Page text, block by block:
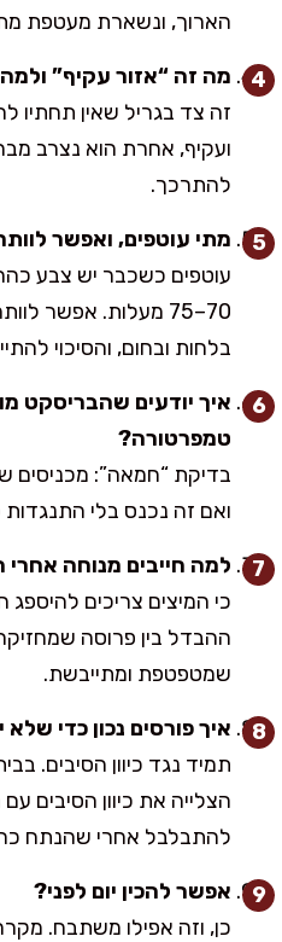
הארוך, ונשארת מעטפת
מה זה “אזור עקיף”
זה צד בגריל שאין תחתיו
ועקיף, אחרת הוא נצרב
להתרכך.
מתי עוטפים, ואפשר
עוטפים כשכבר יש צבע
70–75 מעלות. אפשר
בלחות ובחום, והסיכוי
איך יודעים שהבריסקט
טמפרטורה?
בדיקת “חמאה”: מכניסים
ואם זה נכנס בלי התנגדות
למה חייבים מנוחה אחרי
כי המיצים צריכים
ההבדל בין פרוסה
שמטפטפת ומתייבשת.
איך פורסים נכון כדי שלא
תמיד נגד כיוון הסיבים.
הצלייה את כיוון הסיבים
להתבלבל אחרי שהנתח
אפשר להכין יום לפני?
כן, וזה אפילו משתבח.